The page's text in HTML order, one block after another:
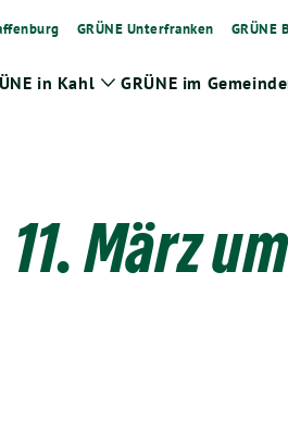
GRÜNE Unterfranken GRÜNE
in Kahl Zeige
GRÜNE im
März